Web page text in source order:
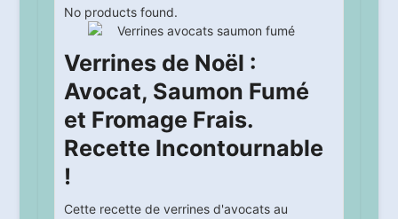
No products found.
Verrines de Noël :
Avocat, Saumon Fumé
et Fromage Frais.
Recette Incontournable
!
Cette recette de verrines d'avocats au